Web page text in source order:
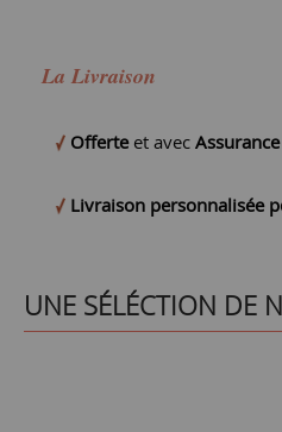
La Livraison
Offerteet avec Assurance
Livraison personnalisée
UNE SÉLÉCTION DE